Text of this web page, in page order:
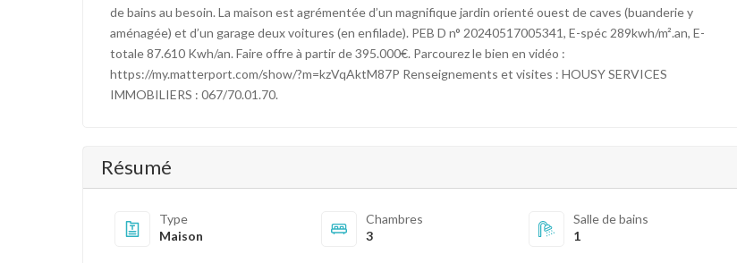
de bains au besoin. La maison est agrémentée d’un magnifique jardin orienté ouest de caves (buanderie y
aménagée) et d’un garage deux voitures (en enfilade). PEB D n° 20240517005341, E-spéc 289kwh/m².an, E-
totale 87.610 Kwh/an. Faire offre à partir de 395.000€. Parcourez le bien en vidéo :
https://my.matterport.com/show/?m=kzVqAktM87P Renseignements et visites : HOUSY SERVICES
IMMOBILIERS : 067/70.01.70.
Résumé
Type
Maison
Chambres
3
Salle de bains
1